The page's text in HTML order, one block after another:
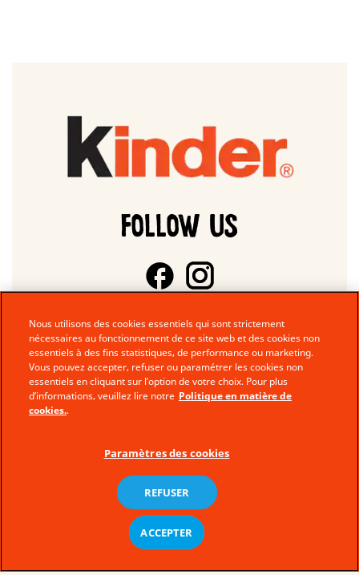
FOLLOW US
© Ferrero 2026 − All rights reserved
Nous utilisons des cookies essentiels qui sont strictement
nécessaires au fonctionnement de ce site web et des cookies non
essentiels à des fins statistiques, de performance ou marketing.
Vous pouvez accepter, refuser ou paramétrer les cookies non
essentiels en cliquant sur l’option de votre choix. Pour plus
d’informations, veuillez lire notre Politique en matière de
cookies..
Paramètres des cookies
REFUSER
ACCEPTER